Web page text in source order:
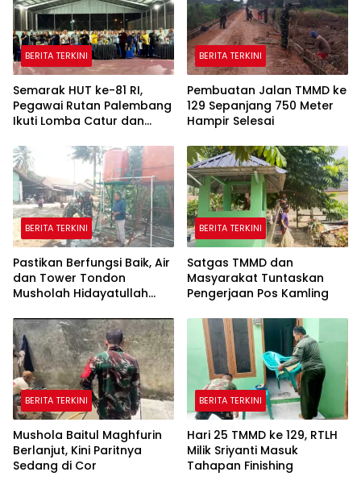
BERITA TERKINI
Semarak HUT ke-81 RI,
Pegawai Rutan Palembang
Ikuti Lomba Catur dan
BERITA TERKINI
Pembuatan Jalan TMMD ke
129 Sepanjang 750 Meter
Hampir Selesai
BERITA TERKINI
Pastikan Berfungsi Baik, Air
dan Tower Tondon
Musholah Hidayatullah
BERITA TERKINI
Satgas TMMD dan
Masyarakat Tuntaskan
Pengerjaan Pos Kamling
BERITA TERKINI
Mushola Baitul Maghfurin
Berlanjut, Kini Paritnya
Sedang di Cor
BERITA TERKINI
Hari 25 TMMD ke 129, RTLH
Milik Sriyanti Masuk
Tahapan Finishing